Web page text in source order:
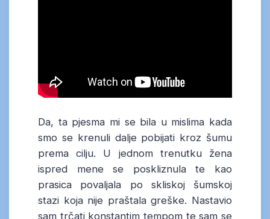
Da, ta pjesma mi se bila u mislima kada
smo se krenuli dalje pobijati kroz šumu
prema cilju. U jednom trenutku žena
ispred mene se poskliznula te kao
prasica povaljala po skliskoj šumskoj
stazi koja nije praštala greške. Nastavio
sam trčati konstantim tempom te sam se